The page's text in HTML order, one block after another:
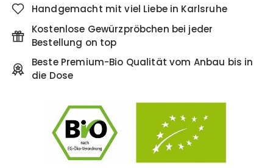
Handgemacht mit viel Liebe in Karlsruhe
Kostenlose Gewürzpröbchen bei jeder
Bestellung on top
Beste Premium-Bio Qualität vom Anbau bis in
die Dose